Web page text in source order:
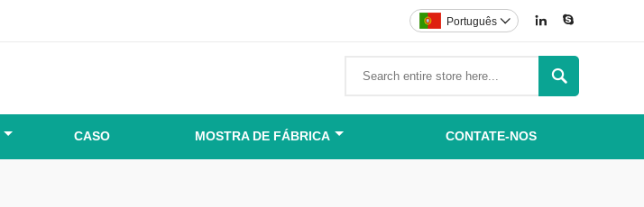
 
Português 

CASO MOSTRA DE FÁBRICA CONTATE-NOS